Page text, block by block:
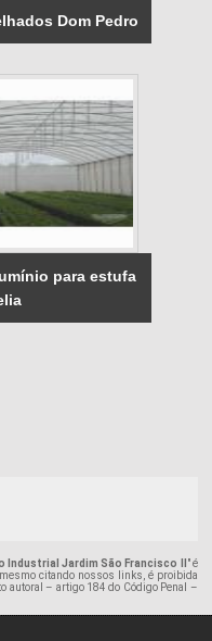
Dom Pedro
para estufa
Industrial Jardim São Francisco II
" é
citando nossos links, é proibida
autoral – artigo 184 do Código Penal –